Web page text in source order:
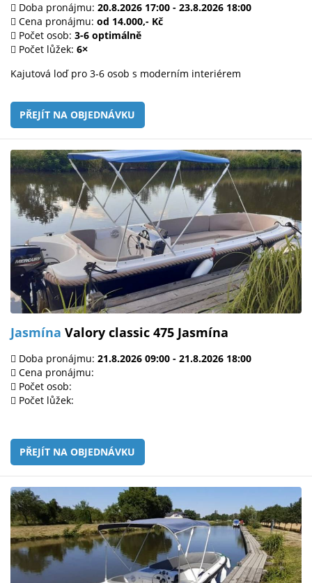
Doba pronájmu: 20.8.2026 17:00 - 23.8.2026 18:00
Cena pronájmu: od 14.000,- Kč
Počet osob: 3-6 optimálně
Počet lůžek: 6×
Kajutová loď pro 3-6 osob s moderním interiérem
PŘEJÍT NA OBJEDNÁVKU
Jasmína Valory classic 475 Jasmína
Doba pronájmu: 21.8.2026 09:00 - 21.8.2026 18:00
Cena pronájmu:
Počet osob:
Počet lůžek:
PŘEJÍT NA OBJEDNÁVKU